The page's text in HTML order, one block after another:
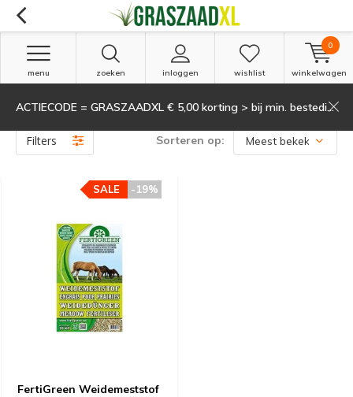
zoeken inloggen
menu wishlist winkelwagen
0
ACTIECODE = GRASZAADXL € 5,00 korting > bij min. besteding van 135,-
Producten getagd met Dierenweide(1)
Filters Sorteren op:
FertiGreen Weidemeststof
-19%
SALE